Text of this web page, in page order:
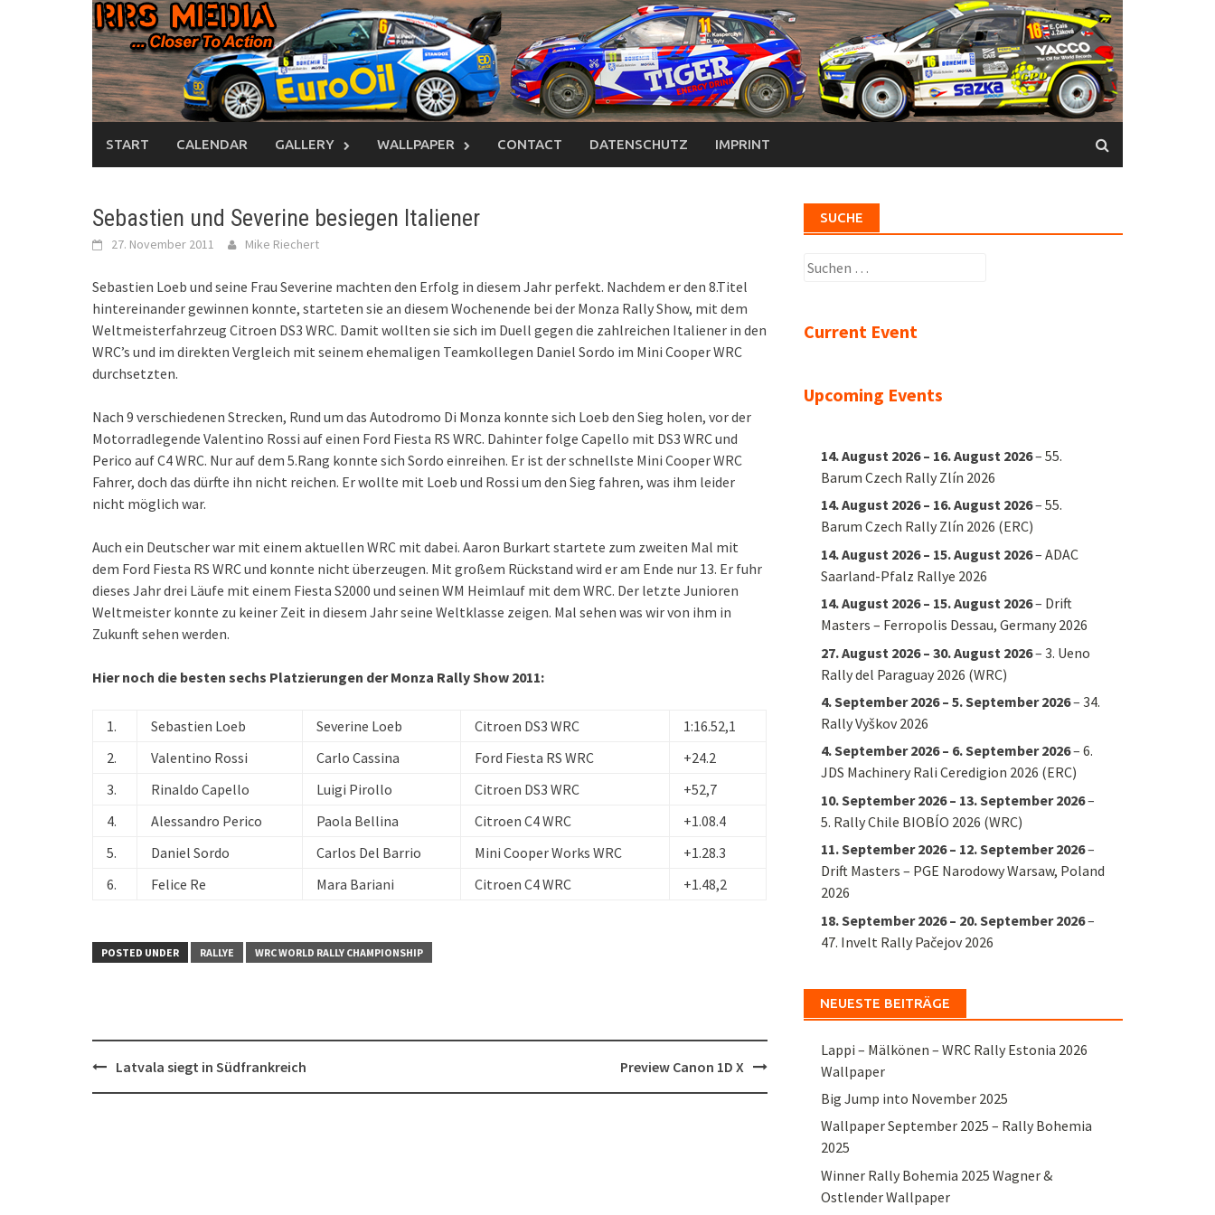
START CALENDAR GALLERY WALLPAPER CONTACT DATENSCHUTZ IMPRINT
Sebastien und Severine besiegen Italiener
27. November 2011 Mike Riechert
Sebastien Loeb und seine Frau Severine machten den Erfolg in diesem Jahr perfekt. Nachdem er den 8.Titel
hintereinander gewinnen konnte, starteten sie an diesem Wochenende bei der Monza Rally Show, mit dem
Weltmeisterfahrzeug Citroen DS3 WRC. Damit wollten sie sich im Duell gegen die zahlreichen Italiener in den
WRC’s und im direkten Vergleich mit seinem ehemaligen Teamkollegen Daniel Sordo im Mini Cooper WRC
durchsetzten.
Nach 9 verschiedenen Strecken, Rund um das Autodromo Di Monza konnte sich Loeb den Sieg holen, vor der
Motorradlegende Valentino Rossi auf einen Ford Fiesta RS WRC. Dahinter folge Capello mit DS3 WRC und
Perico auf C4 WRC. Nur auf dem 5.Rang konnte sich Sordo einreihen. Er ist der schnellste Mini Cooper WRC
Fahrer, doch das dürfte ihn nicht reichen. Er wollte mit Loeb und Rossi um den Sieg fahren, was ihm leider
nicht möglich war.
Auch ein Deutscher war mit einem aktuellen WRC mit dabei. Aaron Burkart startete zum zweiten Mal mit
dem Ford Fiesta RS WRC und konnte nicht überzeugen. Mit großem Rückstand wird er am Ende nur 13. Er fuhr
dieses Jahr drei Läufe mit einem Fiesta S2000 und seinen WM Heimlauf mit dem WRC. Der letzte Junioren
Weltmeister konnte zu keiner Zeit in diesem Jahr seine Weltklasse zeigen. Mal sehen was wir von ihm in
Zukunft sehen werden.
Hier noch die besten sechs Platzierungen der Monza Rally Show 2011:
1. Sebastien Loeb Severine Loeb Citroen DS3 WRC
1:16.52,1
2.
Valentino Rossi Carlo Cassina Ford Fiesta RS WRC
+24.2
3.
Rinaldo Capello Luigi Pirollo Citroen DS3 WRC
+52,7
4.
Alessandro Perico Paola Bellina Citroen C4 WRC
+1.08.4
5.
Daniel Sordo Carlos Del Barrio Mini Cooper Works WRC
+1.28.3
6.
Felice Re Mara Bariani Citroen C4 WRC +1.48,2
POSTED UNDER RALLYE WRC WORLD RALLY CHAMPIONSHIP
Post
navigation
Latvala siegt in Südfrankreich Preview Canon 1D X
SUCHE
Suchen
Current Event
Upcoming Events
14. August 2026 – 16. August 2026– 55.
Barum Czech Rally Zlín 2026
14. August 2026 – 16. August 2026– 55.
Barum Czech Rally Zlín 2026 (ERC)
14. August 2026 – 15. August 2026– ADAC
Saarland-Pfalz Rallye 2026
14. August 2026 – 15. August 2026– Drift
Masters – Ferropolis Dessau, Germany 2026
27. August 2026 – 30. August 2026– 3. Ueno
Rally del Paraguay 2026 (WRC)
4. September 2026 – 5. September 2026– 34.
Rally Vyškov 2026
4. September 2026 – 6. September 2026– 6.
JDS Machinery Rali Ceredigion 2026 (ERC)
10. September 2026 – 13. September 2026–
5. Rally Chile BIOBÍO 2026 (WRC)
11. September 2026 – 12. September 2026–
Drift Masters – PGE Narodowy Warsaw, Poland
2026
18. September 2026 – 20. September 2026–
47. Invelt Rally Pačejov 2026
NEUESTE BEITRÄGE
Lappi – Mälkönen – WRC Rally Estonia 2026
Wallpaper
Big Jump into November 2025
Wallpaper September 2025 – Rally Bohemia
2025
Winner Rally Bohemia 2025 Wagner &
Ostlender Wallpaper